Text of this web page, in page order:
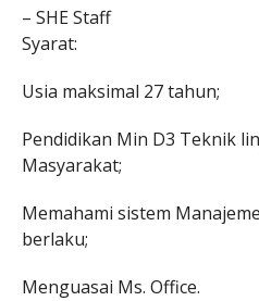
– SHE Staff
Syarat:
Usia maksimal 27 tahun;
Pendidikan Min D3 Teknik
Masyarakat;
Memahami sistem
berlaku;
Menguasai Ms. Office.